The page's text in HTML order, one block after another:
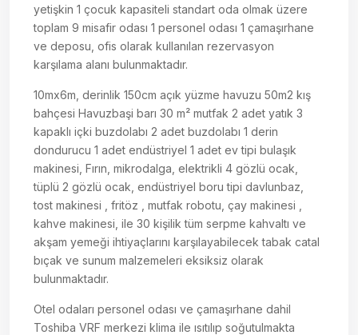
yetişkin 1 çocuk kapasiteli standart oda olmak üzere
toplam 9 misafir odası 1 personel odası 1 çamaşırhane
ve deposu, ofis olarak kullanılan rezervasyon
karşılama alanı bulunmaktadır.
10mx6m, derinlik 150cm açık yüzme havuzu 50m2 kış
bahçesi Havuzbaşi barı 30 m² mutfak 2 adet yatık 3
kapaklı içki buzdolabı 2 adet buzdolabı 1 derin
dondurucu 1 adet endüstriyel 1 adet ev tipi bulaşık
makinesi, Fırın, mikrodalga, elektrikli 4 gözlü ocak,
tüplü 2 gözlü ocak, endüstriyel boru tipi davlunbaz,
tost makinesi , fritöz , mutfak robotu, çay makinesi ,
kahve makinesi, ile 30 kişilik tüm serpme kahvaltı ve
akşam yemeği ihtiyaçlarını karşılayabilecek tabak catal
bıçak ve sunum malzemeleri eksiksiz olarak
bulunmaktadır.
Otel odaları personel odası ve çamaşırhane dahil
Toshiba VRF merkezi klima ile ısıtılıp soğutulmakta